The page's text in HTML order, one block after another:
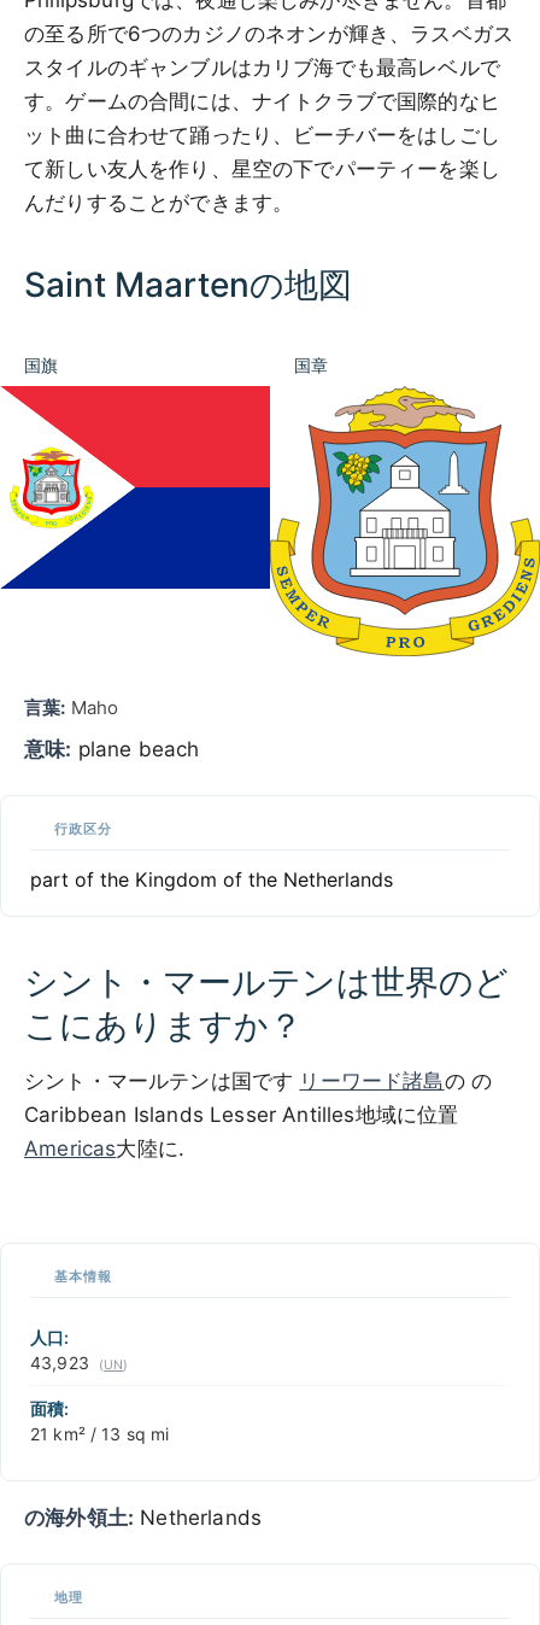
の至る所で6つのカジノのネオンが輝き、ラスベガス
スタイルのギャンブルはカリブ海でも最高レベルで
す。ゲームの合間には、ナイトクラブで国際的なヒ
ット曲に合わせて踊ったり、ビーチバーをはしごし
て新しい友人を作り、星空の下でパーティーを楽し
んだりすることができます。
Saint Maartenの地図
国旗 国章
言葉: Maho
意味: plane beach
行政区分
part of the Kingdom of the Netherlands
シント・マールテンは世界のど
こにありますか？
シント・マールテンは国です リーワード諸島の の
Caribbean Islands Lesser Antilles地域に位置
Americas大陸に.
−
基本情報
人口:
43,923
(UN)
面積:
21 km² / 13 sq mi
の海外領土: Netherlands
地理